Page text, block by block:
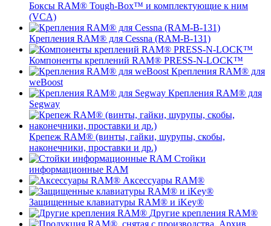
Боксы RAM® Tough-Box™ и комплектующие к ним
(VCA)
Крепления RAM® для Cessna (RAM-B-131)
Компоненты креплений RAM® PRESS-N-LOCK™
Крепления RAM® для
weBoost
Крепления RAM® для
Segway
Крепеж RAM® (винты, гайки, шурупы, скобы,
наконечники, проставки и др.)
Стойки
информационные RAM
Аксессуары RAM®
Защищенные клавиатуры RAM® и iKey®
Другие крепления RAM®